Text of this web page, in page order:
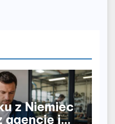
z Niemiec
agencję i